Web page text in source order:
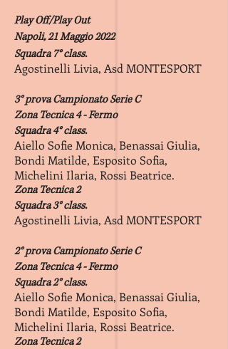
Play Off/Play Out
Napoli, 21 Maggio 2022
Squadra 7° class.
Agostinelli Livia, Asd MONTESPORT
3° provaCampionato Serie C
Zona Tecnica 4 - Fermo
Squadra 4° class.
Aiello Sofie Monica, Benassai Giulia,
Bondi Matilde, Esposito Sofia,
Michelini Ilaria, Rossi Beatrice.
Zona Tecnica 2
Squadra 3° class.
Agostinelli Livia, Asd MONTESPORT
2° provaCampionato Serie C
Zona Tecnica 4 - Fermo
Squadra 2° class.
Aiello Sofie Monica, Benassai Giulia,
Bondi Matilde, Esposito Sofia,
Michelini Ilaria, Rossi Beatrice.
Zona Tecnica 2